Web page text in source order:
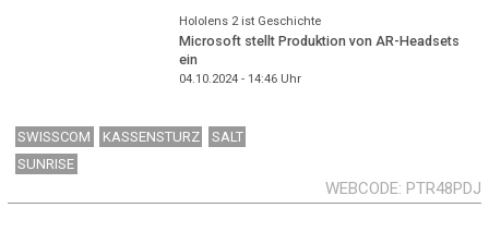
Hololens 2 ist Geschichte
Microsoft stellt Produktion von AR-Headsets
ein
04.10.2024 - 14:46Uhr
SWISSCOM KASSENSTURZ
SALT
SUNRISE
WEBCODE PTR48PDJ